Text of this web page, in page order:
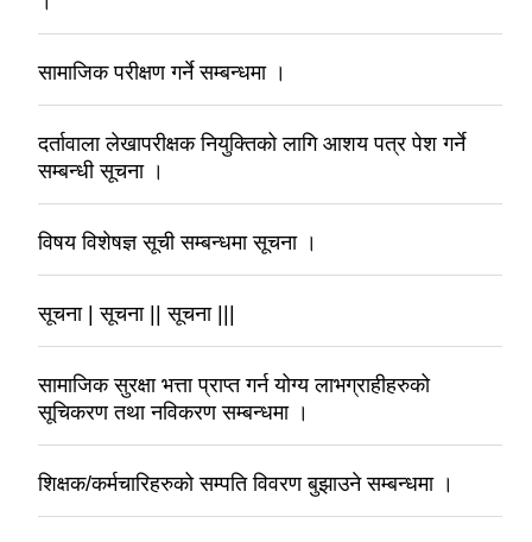
सामाजिक परीक्षण गर्ने सम्बन्धमा ।
दर्तावाला लेखापरीक्षक नियुक्तिको लागि आशय पत्र पेश गर्ने
सम्बन्धी सूचना ।
विषय विशेषज्ञ सूची सम्बन्धमा सूचना ।
सूचना | सूचना || सूचना |||
सामाजिक सुरक्षा भत्ता प्राप्त गर्न योग्य लाभग्राहीहरुको
सूचिकरण तथा नविकरण सम्बन्धमा ।
शिक्षक/कर्मचारिहरुको सम्पति विवरण बुझाउने सम्बन्धमा ।